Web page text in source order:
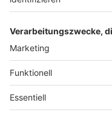
Bei einem Verdacht
Anzeige